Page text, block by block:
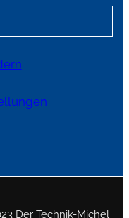
Der Technik-Michel